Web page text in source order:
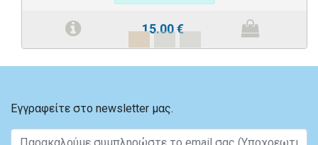
15.00€
Εγγραφείτε στο newsletter μας.